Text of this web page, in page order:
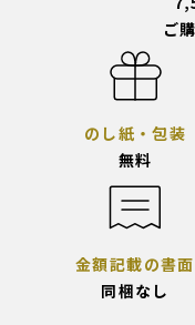
ご
のし紙・包装
無料
金額記載の書面
同梱なし